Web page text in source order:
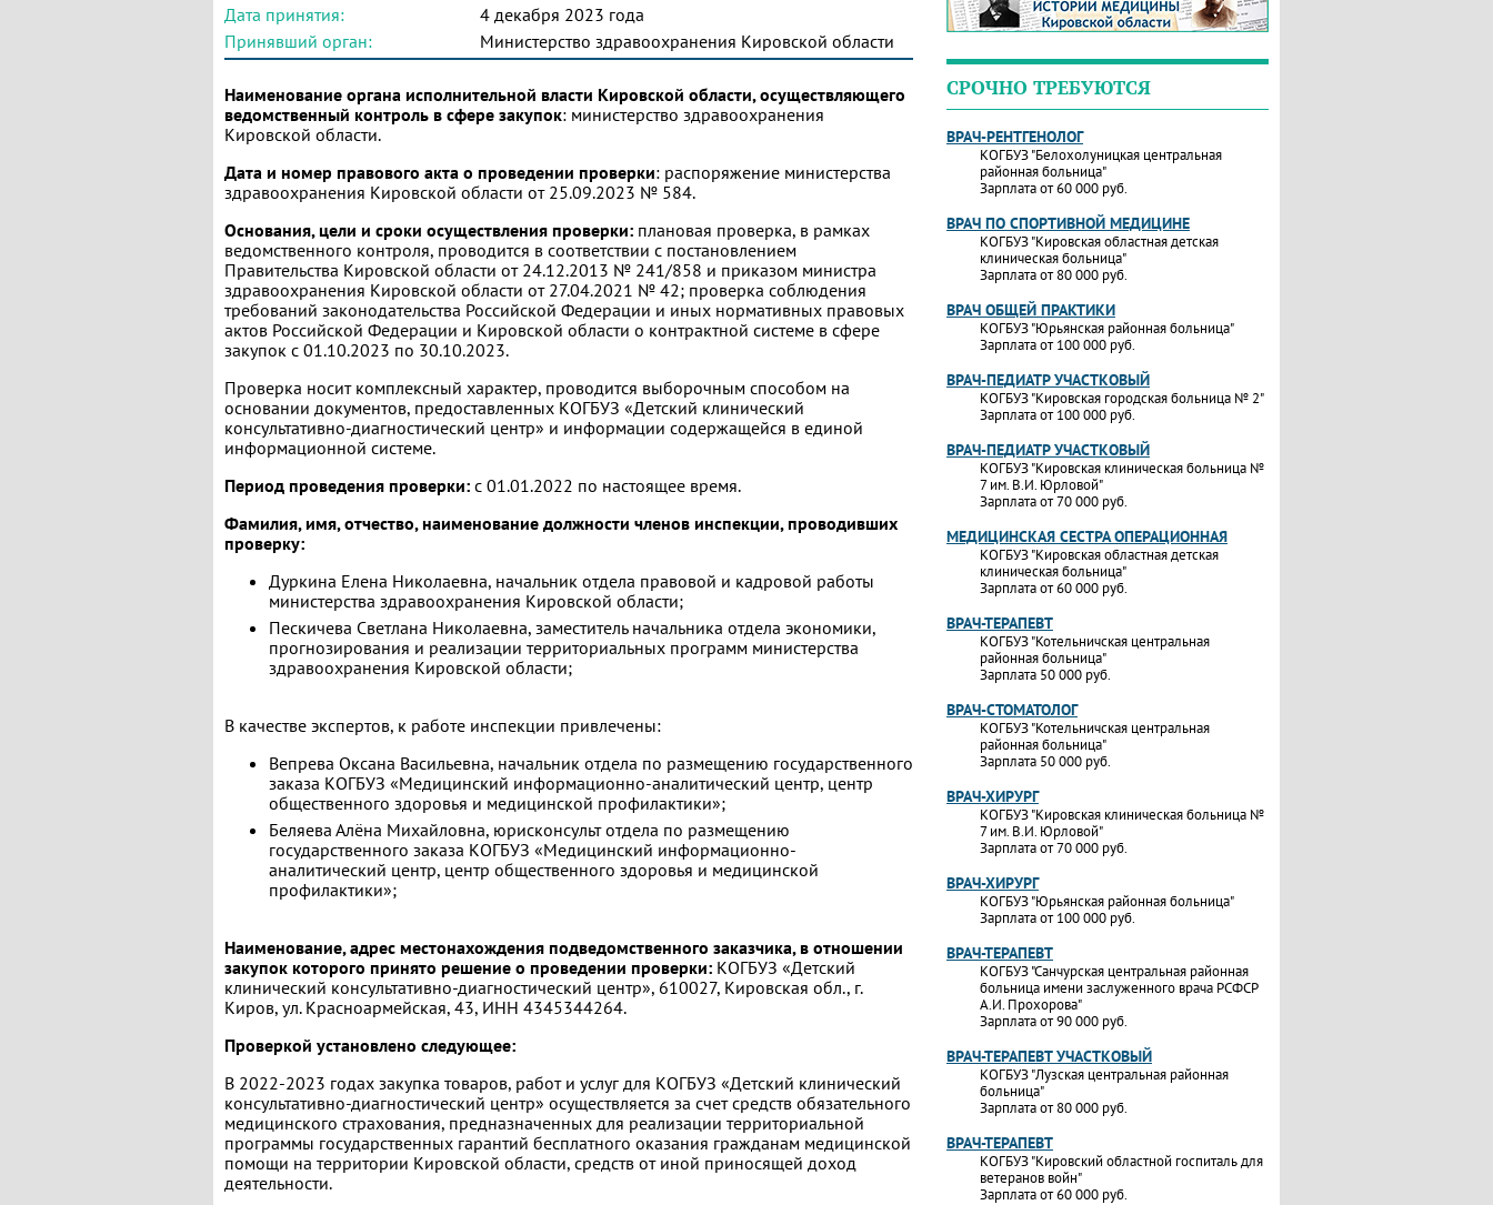
Дата принятия:
4 декабря 2023 года
Принявший орган:
Министерство здравоохранения Кировской области
Наименование органа исполнительной власти Кировской области, осуществляющего
ведомственный контроль в сфере закупок: министерство здравоохранения
Кировской области.
Дата и номер правового акта о проведении проверки: распоряжение министерства
здравоохранения Кировской области от 25.09.2023 № 584.
Основания, цели и сроки осуществления проверки: плановая проверка, в рамках
ведомственного контроля, проводится в соответствии с постановлением
Правительства Кировской области от 24.12.2013 № 241/858 и приказом министра
здравоохранения Кировской области от 27.04.2021 № 42; проверка соблюдения
требований законодательства Российской Федерации и иных нормативных правовых
актов Российской Федерации и Кировской области о контрактной системе в сфере
закупок с 01.10.2023 по 30.10.2023.
Проверка носит комплексный характер, проводится выборочным способом на
основании документов, предоставленных КОГБУЗ «Детский клинический
консультативно-диагностический центр» и информации содержащейся в единой
информационной системе.
Период проведения проверки: с 01.01.2022 по настоящее время.
Фамилия, имя, отчество, наименование должности членов инспекции, проводивших
проверку:
Дуркина Елена Николаевна, начальник отдела правовой и кадровой работы
министерства здравоохранения Кировской области;
Пескичева Светлана Николаевна, заместитель начальника отдела экономики,
прогнозирования и реализации территориальных программ министерства
здравоохранения Кировской области;
В качестве экспертов, к работе инспекции привлечены:
Вепрева Оксана Васильевна, начальник отдела по размещению государственного
заказа КОГБУЗ «Медицинский информационно-аналитический центр, центр
общественного здоровья и медицинской профилактики»;
Беляева Алёна Михайловна, юрисконсульт отдела по размещению
государственного заказа КОГБУЗ «Медицинский информационно-
аналитический центр, центр общественного здоровья и медицинской
профилактики»;
Наименование, адрес местонахождения подведомственного заказчика, в отношении
закупок которого принято решение о проведении проверки: КОГБУЗ «Детский
клинический консультативно-диагностический центр», 610027, Кировская обл., г.
Киров, ул. Красноармейская, 43, ИНН 4345344264.
Проверкой установлено следующее:
В 2022-2023 годах закупка товаров, работ и услуг для КОГБУЗ «Детский клинический
консультативно-диагностический центр» осуществляется за счет средств обязательного
медицинского страхования, предназначенных для реализации территориальной
программы государственных гарантий бесплатного оказания гражданам медицинской
помощи на территории Кировской области, средств от иной приносящей доход
деятельности.
СРОЧНО ТРЕБУЮТСЯ
ВРАЧ-РЕНТГЕНОЛОГ
КОГБУЗ "Белохолуницкая центральная
районная больница"
Зарплата от 60 000 руб.
ВРАЧ ПО СПОРТИВНОЙ МЕДИЦИНЕ
КОГБУЗ "Кировская областная детская
клиническая больница"
Зарплата от 80 000 руб.
ВРАЧ ОБЩЕЙ ПРАКТИКИ
КОГБУЗ "Юрьянская районная больница"
Зарплата от 100 000 руб.
ВРАЧ-ПЕДИАТР УЧАСТКОВЫЙ
КОГБУЗ "Кировская городская больница № 2"
Зарплата от 100 000 руб.
ВРАЧ-ПЕДИАТР УЧАСТКОВЫЙ
КОГБУЗ "Кировская клиническая больница №
7 им. В.И. Юрловой"
Зарплата от 70 000 руб.
МЕДИЦИНСКАЯ СЕСТРА ОПЕРАЦИОННАЯ
КОГБУЗ "Кировская областная детская
клиническая больница"
Зарплата от 60 000 руб.
ВРАЧ-ТЕРАПЕВТ
КОГБУЗ "Котельничская центральная
районная больница"
Зарплата 50 000 руб.
ВРАЧ-СТОМАТОЛОГ
КОГБУЗ "Котельничская центральная
районная больница"
Зарплата 50 000 руб.
ВРАЧ-ХИРУРГ
КОГБУЗ "Кировская клиническая больница №
7 им. В.И. Юрловой"
Зарплата от 70 000 руб.
ВРАЧ-ХИРУРГ
КОГБУЗ "Юрьянская районная больница"
Зарплата от 100 000 руб.
ВРАЧ-ТЕРАПЕВТ
КОГБУЗ "Санчурская центральная районная
больница имени заслуженного врача РСФСР
А.И. Прохорова"
Зарплата от 90 000 руб.
ВРАЧ-ТЕРАПЕВТ УЧАСТКОВЫЙ
КОГБУЗ "Лузская центральная районная
больница"
Зарплата от 80 000 руб.
ВРАЧ-ТЕРАПЕВТ
КОГБУЗ "Кировский областной госпиталь для
ветеранов войн"
Зарплата от 60 000 руб.